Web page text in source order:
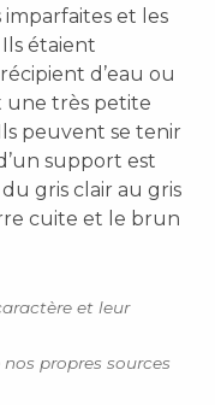
et les
étaient
d’eau ou
une très petite
peuvent se tenir
support est
gris clair au gris
cuite et le brun
et leur
propres sources